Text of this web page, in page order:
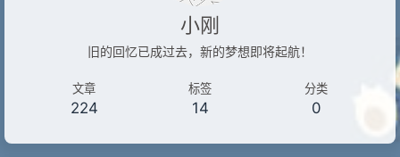
小刚
旧的回忆已成过去，新的梦想即将起航！
文章
224
标签
14
分类
0